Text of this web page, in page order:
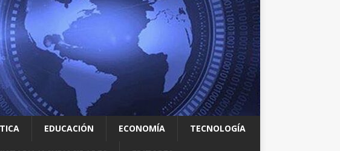
EDUCACIÓN ECONOMÍA TECNOLOGÍA